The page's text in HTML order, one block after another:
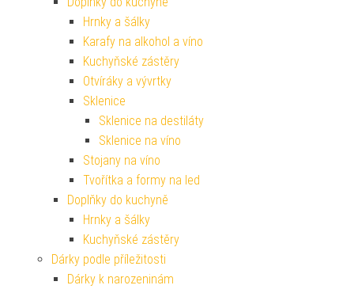
Hrnky a šálky
Karafy na alkohol a víno
Kuchyňské zástěry
Otvíráky a vývrtky
Sklenice
Sklenice na destiláty
Sklenice na víno
Stojany na víno
Tvořítka a formy na led
Doplňky do kuchyně
Hrnky a šálky
Kuchyňské zástěry
Dárky podle příležitosti
Dárky k narozeninám